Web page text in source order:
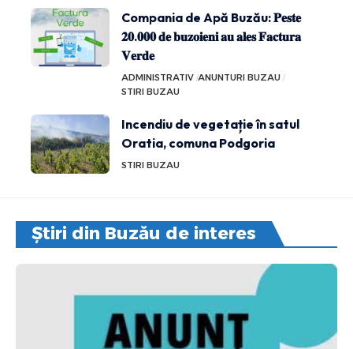
Compania de Apă Buzău: 𝐏𝐞𝐬𝐭𝐞
𝟐𝟎.𝟎𝟎𝟎 𝐝𝐞 𝐛𝐮𝐳𝐨𝐢𝐞𝐧𝐢 𝐚𝐮 𝐚𝐥𝐞𝐬 𝐅𝐚𝐜𝐭𝐮𝐫𝐚
𝐕𝐞𝐫𝐝𝐞
ADMINISTRATIV ANUNTURI BUZAU
STIRI BUZAU
Incendiu de vegetație în satul
Oratia, comuna Podgoria
STIRI BUZAU
Știri din Buzău de interes